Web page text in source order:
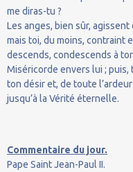
me diras-tu ?
Les anges, bien sûr,
mais toi, du moins, contraint
descends, condescends à
Miséricorde envers lui ; puis,
ton désir et, de toute
jusqu’à la Vérité éternelle.
Commentaire du jour.
Pape Saint Jean-Paul II.